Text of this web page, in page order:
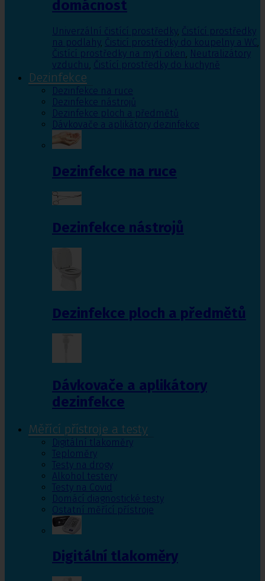
domácnost
Univerzální čistící prostředky, Čistící prostředky
na podlahy, Čisticí prostředky do koupelny a WC,
Čistící prostředky na mytí oken, Neutralizátory
vzduchu, Čistící prostředky do kuchyně
Dezinfekce
Dezinfekce na ruce
Dezinfekce nástrojů
Dezinfekce ploch a předmětů
Dávkovače a aplikátory dezinfekce
Dezinfekce na ruce
Dezinfekce nástrojů
Dezinfekce ploch a předmětů
Dávkovače a aplikátory
dezinfekce
Měřící přístroje a testy
Digitální tlakoměry
Teploměry
Testy na drogy
Alkohol testery
Testy na Covid
Domácí diagnostické testy
Ostatní měřící přístroje
Digitální tlakoměry